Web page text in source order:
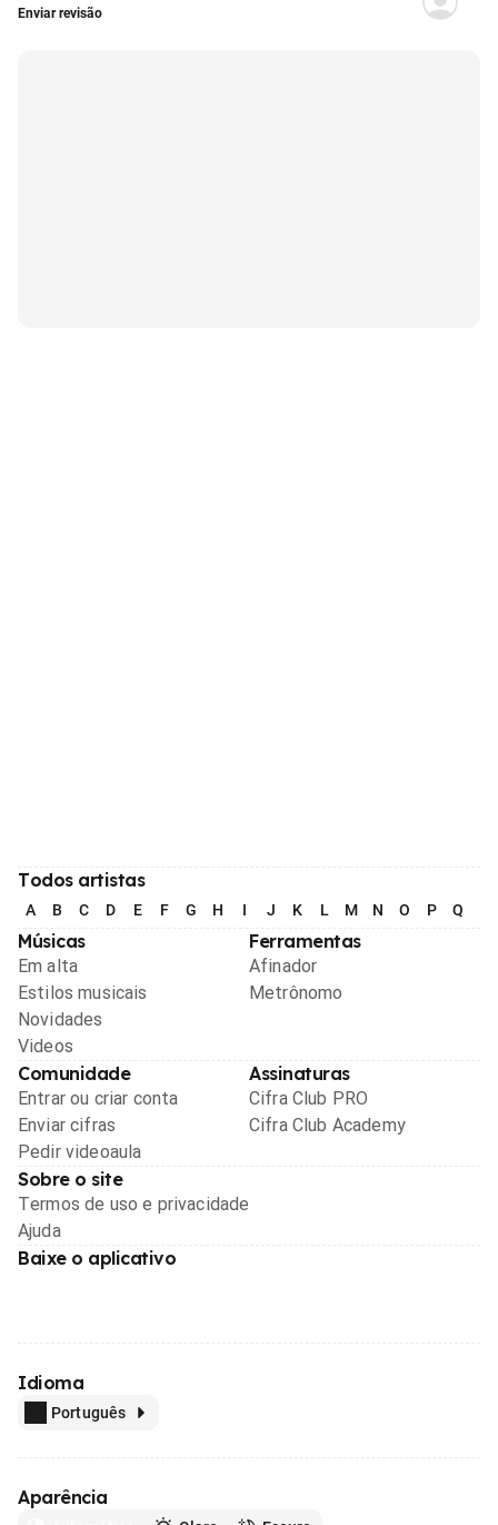
Enviar revisão
Todos artistas
A B C D E F G H I J K L M N O P Q
Músicas
Em alta
Estilos musicais
Novidades
Videos
Ferramentas
Afinador
Metrônomo
Comunidade
Entrar ou criar conta
Enviar cifras
Pedir videoaula
Assinaturas
Cifra Club PRO
Cifra Club Academy
Sobre o site
Termos de uso e privacidade
Ajuda
Baixe o aplicativo
Idioma
Português
Aparência